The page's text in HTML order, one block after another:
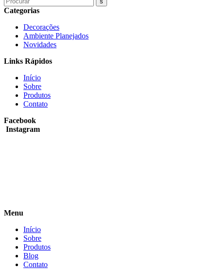
Categorias
Decorações
Ambiente Planejados
Novidades
Links Rápidos
Início
Sobre
Produtos
Contato
Facebook
Instagram
Menu
Início
Sobre
Produtos
Blog
Contato